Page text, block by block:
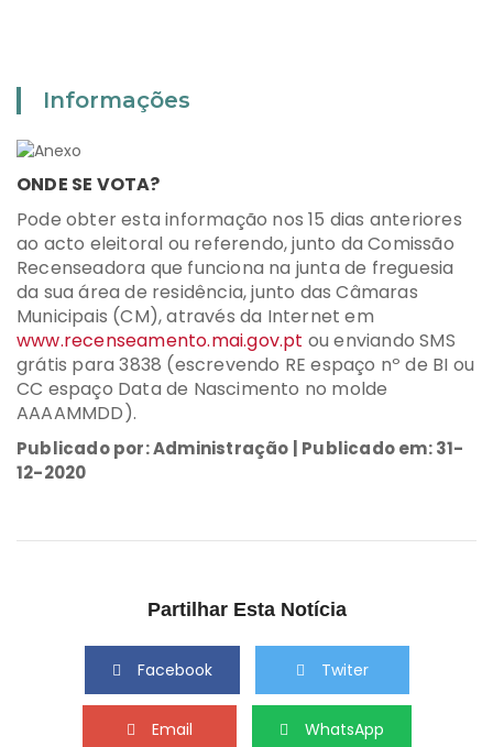
Informações
ONDE SE VOTA?
Pode obter esta informação nos 15 dias anteriores
ao acto eleitoral ou referendo, junto da Comissão
Recenseadora que funciona na junta de freguesia
da sua área de residência, junto das Câmaras
Municipais (CM), através da Internet em
www.recenseamento.mai.gov.pt ou enviando SMS
grátis para 3838 (escrevendo RE espaço nº de BI ou
CC espaço Data de Nascimento no molde
AAAAMMDD).
Publicado por: Administração | Publicado em: 31-
12-2020
Partilhar Esta Notícia
Facebook Twiter
Email WhatsApp